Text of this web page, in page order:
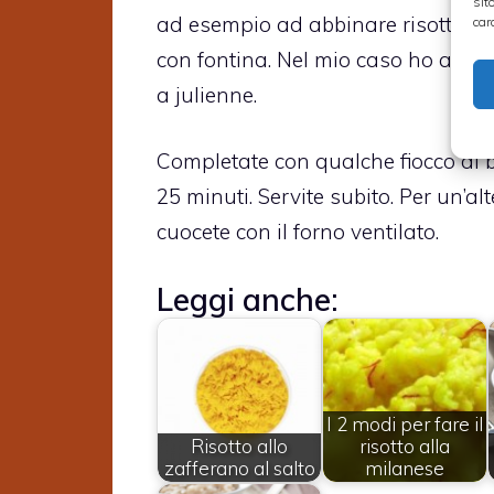
ad esempio ad abbinare risotto
con fontina. Nel mio caso ho
a julienne.
Completate con qualche fiocco di
25 minuti. Servite subito. Per
cuocete con il forno ventilato.
Leggi anche:
Risotto allo
zafferano al salto
I 2 modi per fare il
risotto alla
milanese